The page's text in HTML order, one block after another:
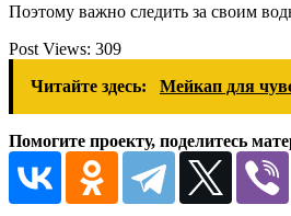
Поэтому важно следить за своим
Post Views: 309
Читайте здесь:
Мейкап для
Помогите проекту, поделитесь